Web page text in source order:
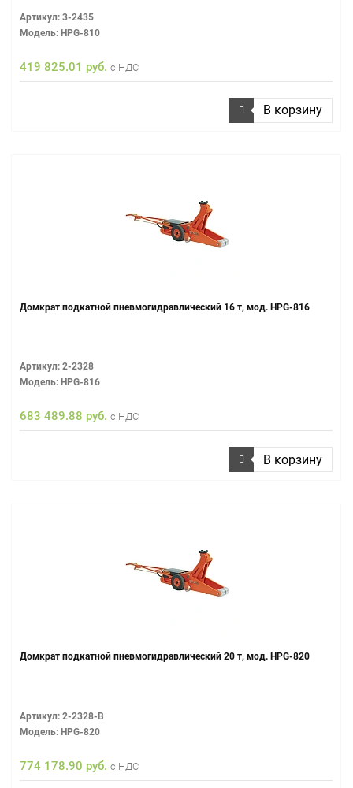
Артикул: 3-2435
Модель: HPG-810
419 825.01 руб. с НДС
В корзину
Домкрат подкатной пневмогидравлический 16 т, мод. HPG-816
Артикул: 2-2328
Модель: HPG-816
683 489.88 руб. с НДС
В корзину
Домкрат подкатной пневмогидравлический 20 т, мод. HPG-820
Артикул: 2-2328-B
Модель: HPG-820
774 178.90 руб. с НДС